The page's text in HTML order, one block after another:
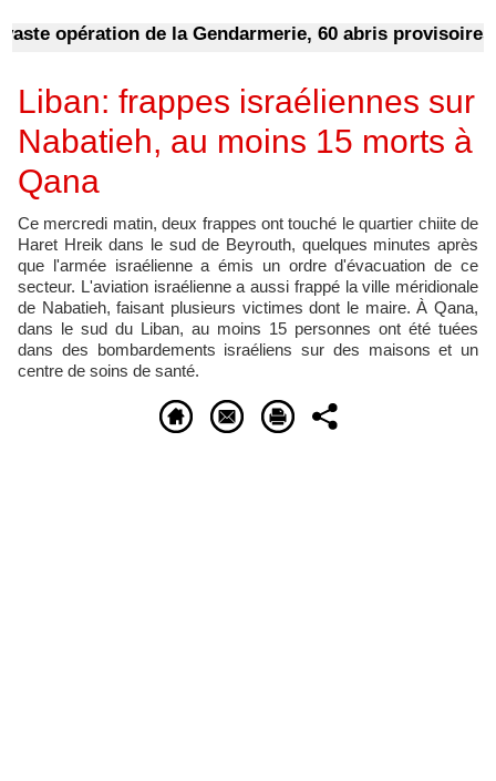
opération de la Gendarmerie, 60 abris provisoires
Liban: frappes israéliennes sur
Nabatieh, au moins 15 morts à
Qana
Ce mercredi matin, deux frappes ont touché le quartier chiite de
Haret Hreik dans le sud de Beyrouth, quelques minutes après
que l'armée israélienne a émis un ordre d'évacuation de ce
secteur. L'aviation israélienne a aussi frappé la ville méridionale
de Nabatieh, faisant plusieurs victimes dont le maire. À Qana,
dans le sud du Liban, au moins 15 personnes ont été tuées
dans des bombardements israéliens sur des maisons et un
centre de soins de santé.